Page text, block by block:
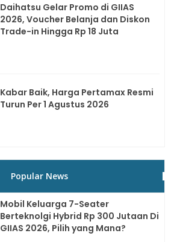
Daihatsu Gelar Promo di GIIAS
2026, Voucher Belanja dan Diskon
Trade-in Hingga Rp 18 Juta
Kabar Baik, Harga Pertamax Resmi
Turun Per 1 Agustus 2026
Popular News
Mobil Keluarga 7-Seater
Berteknolgi Hybrid Rp 300 Jutaan Di
GIIAS 2026, Pilih yang Mana?